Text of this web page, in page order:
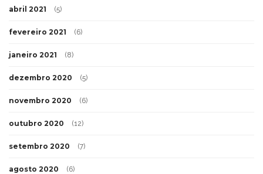
abril 2021 (5)
fevereiro 2021 (6)
janeiro 2021 (8)
dezembro 2020 (5)
novembro 2020 (6)
outubro 2020 (12)
setembro 2020 (7)
agosto 2020 (6)